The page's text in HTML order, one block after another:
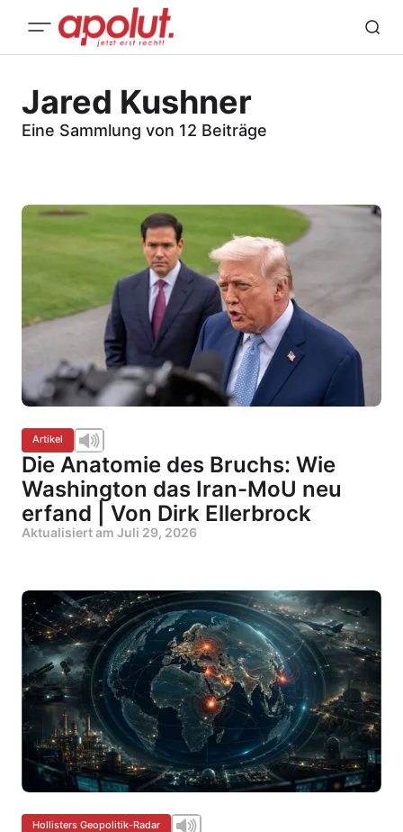
Jared Kushner
Eine Sammlung von 12 Beiträge
Artikel
Die Anatomie des Bruchs: Wie
Washington das Iran-MoU neu
erfand | Von Dirk Ellerbrock
Aktualisiert am Juli 29, 2026
Hollisters Geopolitik-Radar